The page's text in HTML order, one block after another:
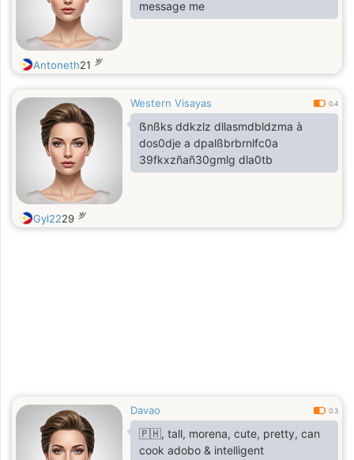
message me
Antoneth21 岁
Western Visayas 0.4
ẞnßks ddkzlz dllasmdbldzma à
dos0dje a dpalßbrbrnlfc0a
39fkxzñañ30gmlg dla0tb
Gyl2229 岁
Davao 0.3
🇵🇭, tall, morena, cute, pretty, can
cook adobo & intelligent